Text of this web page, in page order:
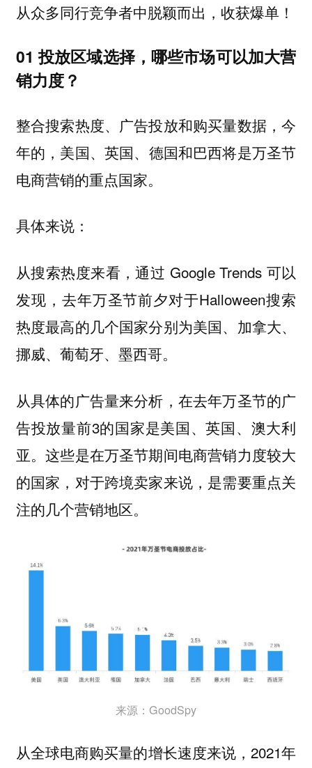
从众多同行竞争者中脱颖而出，收获爆单！
01 投放区域选择，哪些市场可以加大营
销力度？
整合搜索热度、广告投放和购买量数据，今
年的， 美国、英国、德国和巴西将是万圣节
电商营销的重点国家。
具体来说：
从搜索热度来看，通过 Google Trends 可以
发现，去年万圣节前夕对于Halloween搜索
热度最高的几个国家分别为美国、加拿大、
挪威、葡萄牙、墨西哥。
从具体的广告量来分析，在去年万圣节的广
告投放量前3的国家是美国、英国、澳大利
亚。这些是在万圣节期间电商营销力度较大
的国家，对于跨境卖家来说，是需要重点关
注的几个营销地区。
来源：GoodSpy
从全球电商购买量的增长速度来说，2021年